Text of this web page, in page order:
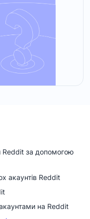
Reddit за допомогою
акаунтів Reddit
на Reddit